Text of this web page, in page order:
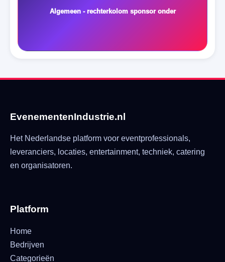
Algemeen - rechterkolom sponsor onder
EvenementenIndustrie.nl
Het Nederlandse platform voor eventprofessionals,
leveranciers, locaties, entertainment, techniek, catering
en organisatoren.
Platform
Home
Bedrijven
Categorieën